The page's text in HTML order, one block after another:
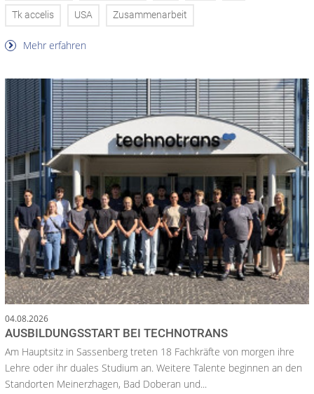
Tk accelis USA Zusammenarbeit
Mehr erfahren
04.08.2026
AUSBILDUNGSSTART BEI TECHNOTRANS
Am Hauptsitz in Sassenberg treten 18 Fachkräfte von morgen ihre
Lehre oder ihr duales Studium an. Weitere Talente beginnen an den
Standorten Meinerzhagen, Bad Doberan und...